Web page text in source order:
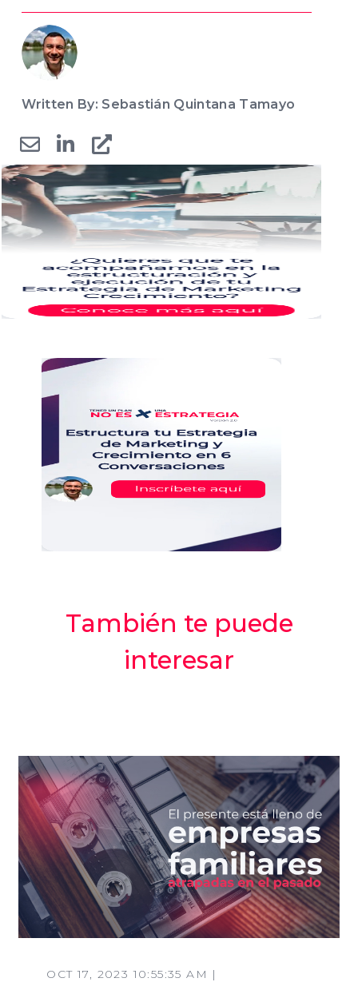
Written By: Sebastián Quintana Tamayo
También te puede
interesar
OCT 17, 2023 10:55:35 AM |